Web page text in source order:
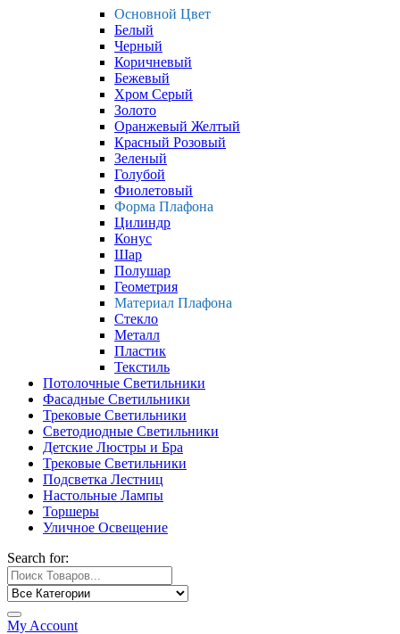
Основной Цвет
Белый
Черный
Коричневый
Бежевый
Хром Серый
Золото
Оранжевый Желтый
Красный Розовый
Зеленый
Голубой
Фиолетовый
Форма Плафона
Цилиндр
Конус
Шар
Полушар
Геометрия
Материал Плафона
Стекло
Металл
Пластик
Текстиль
Потолочные Светильники
Фасадные Светильники
Трековые Светильники
Светодиодные Светильники
Детские Люстры и Бра
Трековые Светильники
Подсветка Лестниц
Настольные Лампы
Торшеры
Уличное Освещение
Search for:
My Account